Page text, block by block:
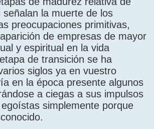
señalan la muerte de los
preocupaciones primitivas,
de empresas de mayor
y espiritual en la vida
de transición se ha
siglos ya en vuestro
en la época presente algunos
a ciegas a sus impulsos
simplemente porque